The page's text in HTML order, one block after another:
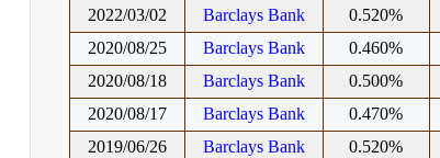
2022/03/02 Barclays Bank 0.520%
2020/08/25
Barclays Bank 0.460%
2020/08/18
Barclays Bank 0.500%
2020/08/17
Barclays Bank 0.470%
2019/06/26
Barclays Bank 0.520%